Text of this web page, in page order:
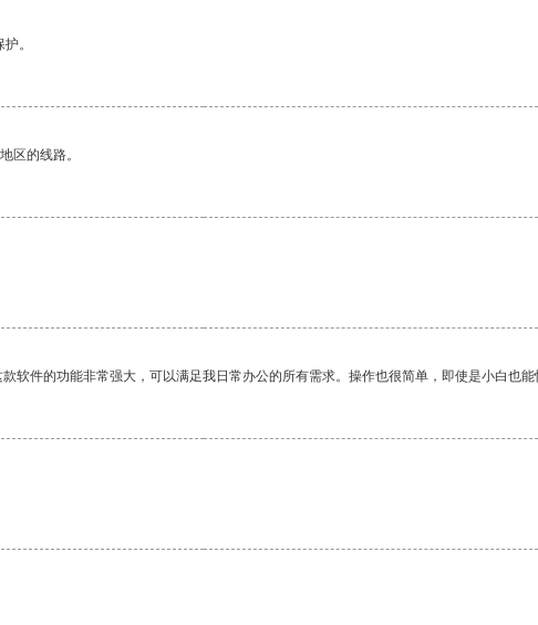
。
区的线路。
软件的功能非常强大，可以满足我日常办公的所有需求。操作也很简单，即使是小白也能